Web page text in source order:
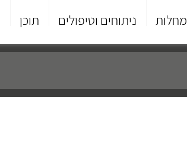
מחלות ניתוחים וטיפולים תוכן